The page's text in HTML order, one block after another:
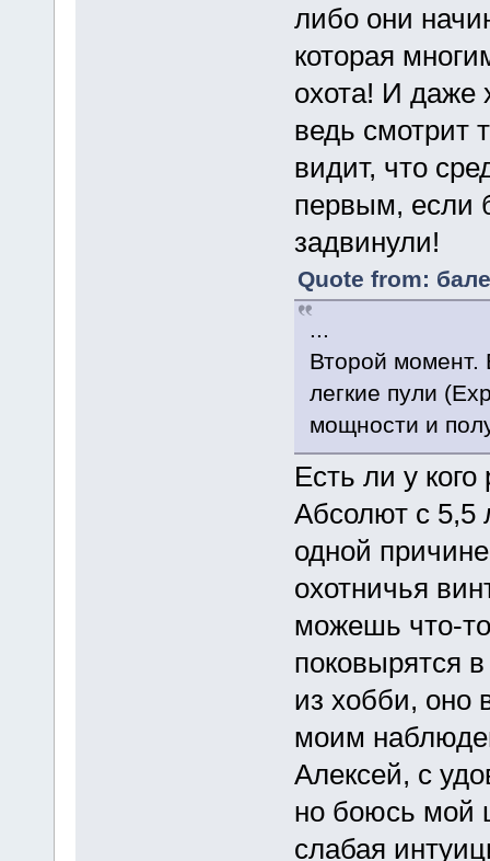
либо они
которая
охота! И даже
ведь смотрит
видит, что
первым, если
задвинули!
Quote from:
...
Второй момент.
легкие пули
мощности и
Есть ли у
Абсолют с 5,5
одной
охотничья
можешь что-
поковырятся
из хобби, оно
моим
Алексей, с
но боюсь мой
слабая